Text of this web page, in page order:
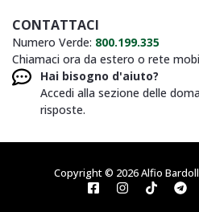
CONTATTACI
Numero Verde: 800.199.335
Chiamaci ora da estero o rete
Hai bisogno d'aiuto?
Accedi alla sezione delle
risposte.
Copyright © 2026 Alfio